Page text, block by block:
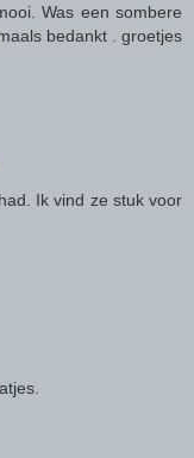
Was een sombere
bedankt . groetjes
Ik vind ze stuk voor